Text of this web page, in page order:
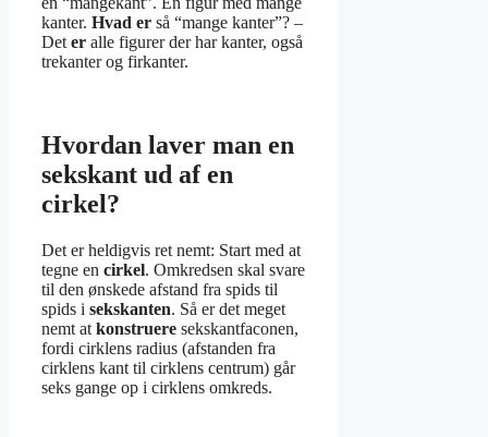
kanter. Hvad er så “mange kanter”? –
Det er alle figurer der har kanter, også
trekanter og firkanter.
Hvordan laver man en
sekskant ud af en
cirkel?
Det er heldigvis ret nemt: Start med at
tegne en cirkel. Omkredsen skal svare
til den ønskede afstand fra spids til
spids i sekskanten. Så er det meget
nemt at konstruere sekskantfaconen,
fordi cirklens radius (afstanden fra
cirklens kant til cirklens centrum) går
seks gange op i cirklens omkreds.